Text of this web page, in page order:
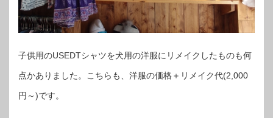
子供用のUSEDTシャツを犬用の洋服にリメイクしたものも何
点かありました。こちらも、洋服の価格＋リメイク代(2,000
円～)です。